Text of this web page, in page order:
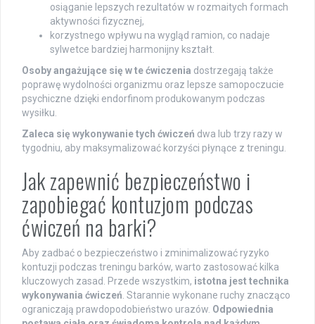
osiąganie lepszych rezultatów w rozmaitych formach
aktywności fizycznej,
korzystnego wpływu na wygląd ramion, co nadaje
sylwetce bardziej harmonijny kształt.
Osoby angażujące się w te ćwiczenia dostrzegają także
poprawę wydolności organizmu oraz lepsze samopoczucie
psychiczne dzięki endorfinom produkowanym podczas
wysiłku.
Zaleca się wykonywanie tych ćwiczeń dwa lub trzy razy w
tygodniu, aby maksymalizować korzyści płynące z treningu.
Jak zapewnić bezpieczeństwo i
zapobiegać kontuzjom podczas
ćwiczeń na barki?
Aby zadbać o bezpieczeństwo i zminimalizować ryzyko
kontuzji podczas treningu barków, warto zastosować kilka
kluczowych zasad. Przede wszystkim, istotna jest technika
wykonywania ćwiczeń. Starannie wykonane ruchy znacząco
ograniczają prawdopodobieństwo urazów. Odpowiednia